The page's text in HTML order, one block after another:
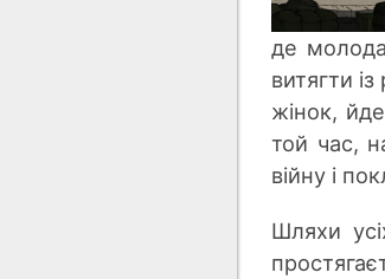
де
витягти
жінок,
той час,
війну і
Шляхи